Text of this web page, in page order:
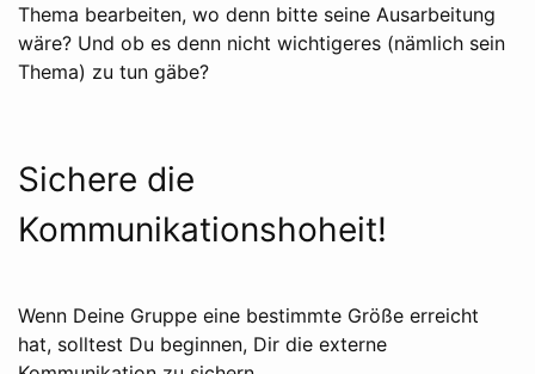
Thema bearbeiten, wo denn bitte seine Ausarbeitung
wäre? Und ob es denn nicht wichtigeres (nämlich sein
Thema) zu tun gäbe?
Sichere die
Kommunikationshoheit!
Wenn Deine Gruppe eine bestimmte Größe erreicht
hat, solltest Du beginnen, Dir die externe